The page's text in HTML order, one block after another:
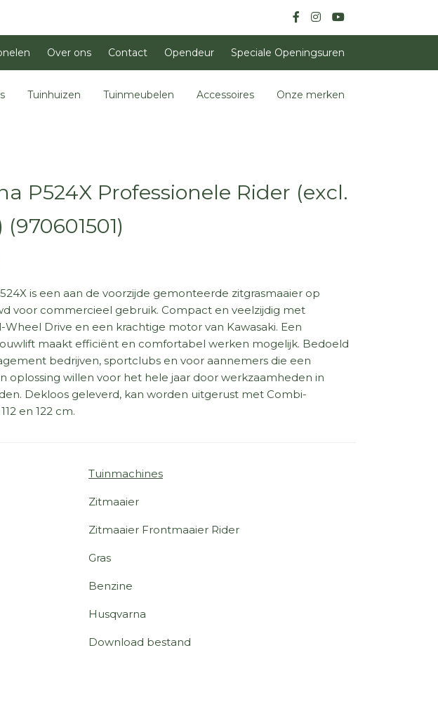
Over ons Contact Opendeur Speciale Openingsuren
Tuinhuizen Tuinmeubelen Accessoires Onze merken
P524X Professionele Rider (excl.
is een aan de voorzijde gemonteerde zitgrasmaaier op
voor commercieel gebruik. Compact en veelzijdig met
Wheel Drive en een krachtige motor van Kawasaki. Een
maakt efficiënt en comfortabel werken mogelijk. Bedoeld
bedrijven, sportclubs en voor aannemers die een
oplossing willen voor het hele jaar door werkzaamheden in
Dekloos geleverd, kan worden uitgerust met Combi-
en 122 cm.
Tuinmachines
Zitmaaier
Zitmaaier Frontmaaier Rider
Gras
Benzine
Husqvarna
Download bestand